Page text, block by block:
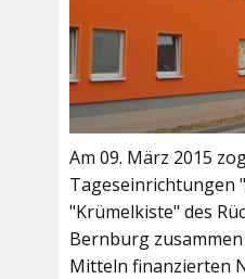
Am 09. März 2015
Tageseinrichtungen
"Krümelkiste" des
Bernburg zusammen
Mitteln finanzierten